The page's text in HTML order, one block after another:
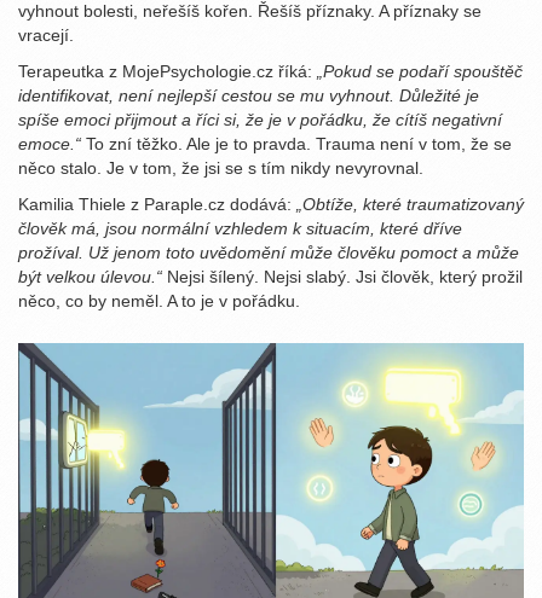
vyhnout bolesti, neřešíš kořen. Řešíš příznaky. A příznaky se
vracejí.
Terapeutka z MojePsychologie.cz říká:
„Pokud se podaří spouštěč
identifikovat, není nejlepší cestou se mu vyhnout. Důležité je
spíše emoci přijmout a říci si, že je v pořádku, že cítíš negativní
emoce.“ To zní těžko. Ale je to pravda. Trauma není v tom, že se
něco stalo. Je v tom, že jsi se s tím nikdy nevyrovnal.
Kamilia Thiele z Paraple.cz dodává:
„Obtíže, které traumatizovaný
člověk má, jsou normální vzhledem k situacím, které dříve
prožíval. Už jenom toto uvědomění může člověku pomoct a může
být velkou úlevou.“ Nejsi šílený. Nejsi slabý. Jsi člověk, který prožil
něco, co by neměl. A to je v pořádku.